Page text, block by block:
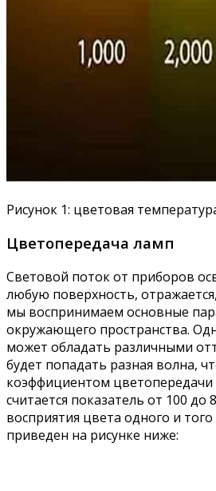
Рисунок 1: цветовая
Цветопередача ламп
Световой поток от приборов
любую поверхность,
мы воспринимаем основные
окружающего пространства.
может обладать различными
будет попадать разная волна,
коэффициентом
считается показатель от 100 до
восприятия цвета одного и
приведен на рисунке ниже: